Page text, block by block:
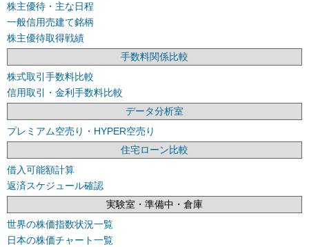
株主優待・主な日程
一般信用売建て銘柄
株主優待取得戦績
手数料関係比較
株式取引手数料比較
信用取引・金利手数料比較
データ分析室
プレミアム空売り・HYPER空売り
住宅ローン比較
借入可能額計算
返済スケジュール確認
実験室・準備中・倉庫
世界の株価指数状況一覧
日本の株価チャート一覧